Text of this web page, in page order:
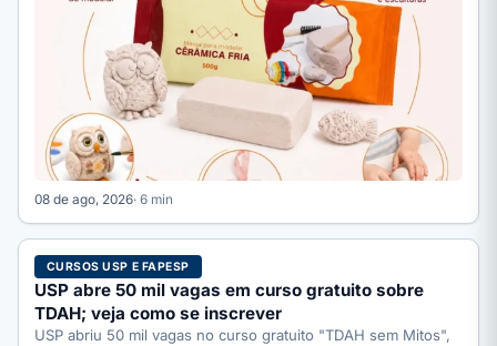
08 de ago, 2026· 6 min
CURSOS USP E FAPESP
USP abre 50 mil vagas em curso gratuito sobre
TDAH; veja como se inscrever
USP abriu 50 mil vagas no curso gratuito "TDAH sem Mitos",